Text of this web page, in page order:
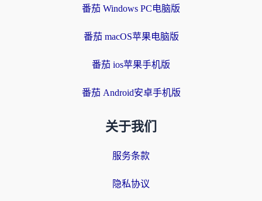
番茄 Windows PC电脑版
番茄 macOS苹果电脑版
番茄 ios苹果手机版
番茄 Android安卓手机版
关于我们
服务条款
隐私协议